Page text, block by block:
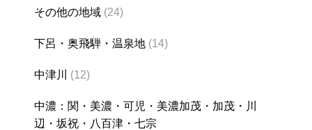
その他の地域 (24)
下呂・奥飛騨・温泉地 (14)
中津川 (12)
中濃：関・美濃・可児・美濃加茂・加茂・川
辺・坂祝・八百津・七宗